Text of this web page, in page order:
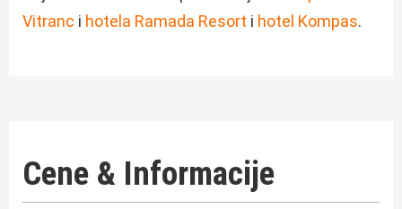
Vitranc i hotela Ramada Resort i hotel Kompas.
Cene & Informacije